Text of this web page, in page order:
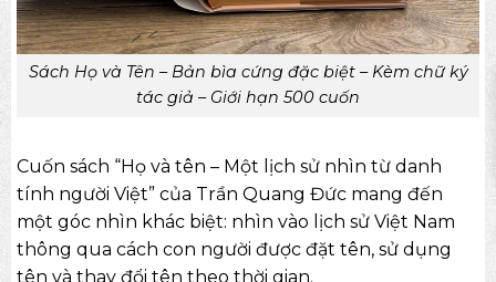
Sách Họ và Tên – Bản bìa cứng đặc biệt – Kèm chữ ký
tác giả – Giới hạn 500 cuốn
Cuốn sách “Họ và tên – Một lịch sử nhìn từ danh
tính người Việt” của Trần Quang Đức mang đến
một góc nhìn khác biệt: nhìn vào lịch sử Việt Nam
thông qua cách con người được đặt tên, sử dụng
tên và thay đổi tên theo thời gian.